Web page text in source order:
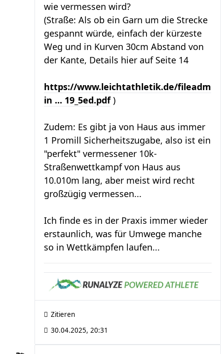
wie vermessen wird?
(Straße: Als ob ein Garn um die Strecke
gespannt würde, einfach der kürzeste
Weg und in Kurven 30cm Abstand von
der Kante, Details hier auf Seite 14
https://www.leichtathletik.de/fileadm
in ... 19_5ed.pdf)
Zudem: Es gibt ja von Haus aus immer
1 Promill Sicherheitszugabe, also ist ein
"perfekt" vermessener 10k-
Straßenwettkampf von Haus aus
10.010m lang, aber meist wird recht
großzügig vermessen...
Ich finde es in der Praxis immer wieder
erstaunlich, was für Umwege manche
so in Wettkämpfen laufen...
Zitieren
30.04.2025, 20:31